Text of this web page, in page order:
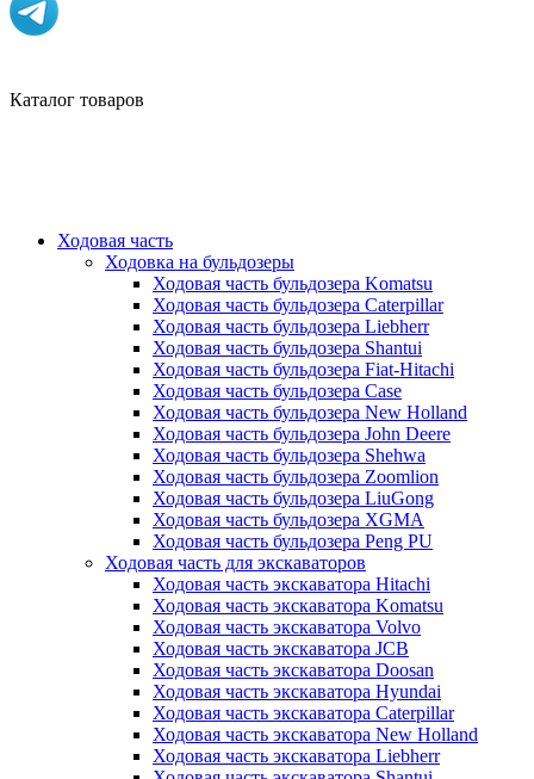
Каталог товаров
Ходовая часть
Ходовка на бульдозеры
Ходовая часть бульдозера Komatsu
Ходовая часть бульдозера Caterpillar
Ходовая часть бульдозера Liebherr
Ходовая часть бульдозера Shantui
Ходовая часть бульдозера Fiat-Hitachi
Ходовая часть бульдозера Case
Ходовая часть бульдозера New Holland
Ходовая часть бульдозера John Deere
Ходовая часть бульдозера Shehwa
Ходовая часть бульдозера Zoomlion
Ходовая часть бульдозера LiuGong
Ходовая часть бульдозера XGMA
Ходовая часть бульдозера Peng PU
Ходовая часть для экскаваторов
Ходовая часть экскаватора Hitachi
Ходовая часть экскаватора Komatsu
Ходовая часть экскаватора Volvo
Ходовая часть экскаватора JCB
Ходовая часть экскаватора Doosan
Ходовая часть экскаватора Hyundai
Ходовая часть экскаватора Caterpillar
Ходовая часть экскаватора New Holland
Ходовая часть экскаватора Liebherr